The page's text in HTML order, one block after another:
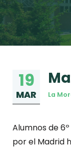
19
MAR La
Alumnos de
por el Madrid